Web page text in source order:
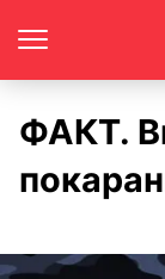
ФАКТ.